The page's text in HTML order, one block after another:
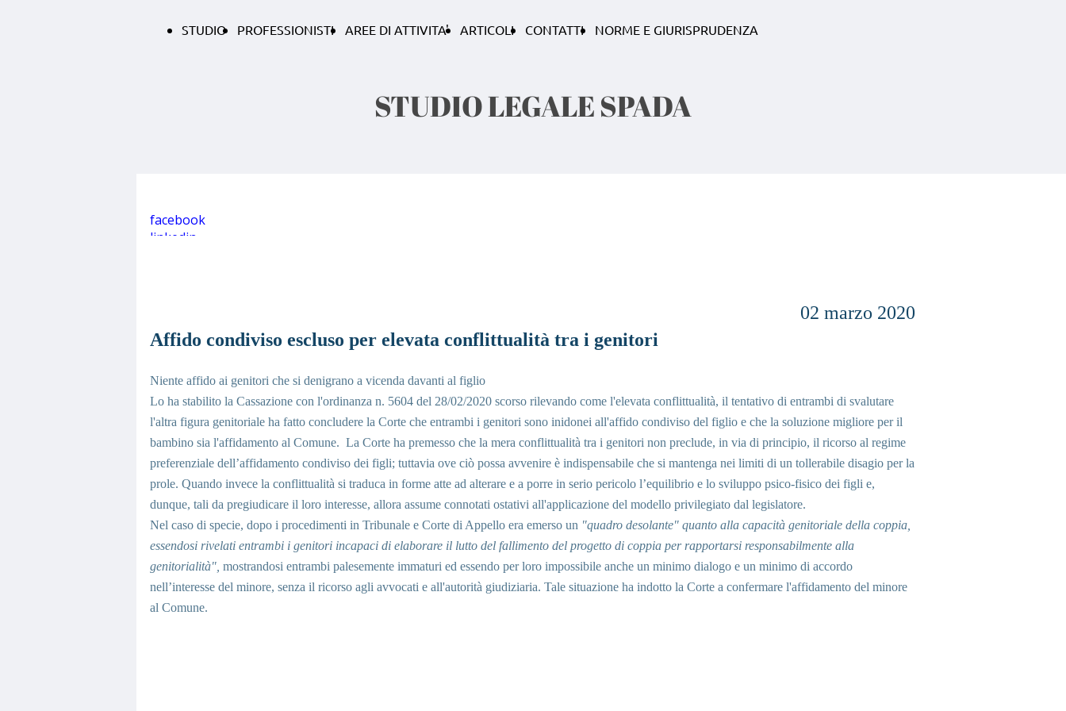
STUDIO PROFESSIONISTI AREE DI ATTIVITA' ARTICOLI CONTATTI NORME E GIURISPRUDENZA
STUDIO LEGALE SPADA
facebook
linkedin
02 marzo 2020
Affido condiviso escluso per elevata conflittualità tra i genitori
Niente affido ai genitori che si denigrano a vicenda davanti al figlio
Lo ha stabilito la Cassazione con l'ordinanza n. 5604 del 28/02/2020 scorso rilevando come l'elevata conflittualità, il tentativo di entrambi di svalutare
l'altra figura genitoriale ha fatto concludere la Corte che entrambi i genitori sono inidonei all'affido condiviso del figlio e che la soluzione migliore per il
bambino sia l'affidamento al Comune. La Corte ha premesso che la mera conflittualità tra i genitori non preclude, in via di principio, il ricorso al regime
preferenziale dell’affidamento condiviso dei figli; tuttavia ove ciò possa avvenire è indispensabile che si mantenga nei limiti di un tollerabile disagio per la
prole. Quando invece la conflittualità si traduca in forme atte ad alterare e a porre in serio pericolo l’equilibrio e lo sviluppo psico-fisico dei figli e,
dunque, tali da pregiudicare il loro interesse, allora assume connotati ostativi all'applicazione del modello privilegiato dal legislatore.
Nel caso di specie, dopo i procedimenti in Tribunale e Corte di Appello era emerso un "quadro desolante" quanto alla capacità genitoriale della coppia,
essendosi rivelati entrambi i genitori incapaci di elaborare il lutto del fallimento del progetto di coppia per rapportarsi responsabilmente alla
genitorialità", mostrandosi entrambi palesemente immaturi ed essendo per loro impossibile anche un minimo dialogo e un minimo di accordo
nell’interesse del minore, senza il ricorso agli avvocati e all'autorità giudiziaria. Tale situazione ha indotto la Corte a confermare l'affidamento del minore
al Comune.